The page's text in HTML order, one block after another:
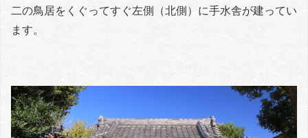
二の鳥居をくぐってすぐ左側（北側）に手水舎が建ってい
ます。